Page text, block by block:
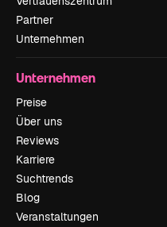
Partner
Unternehmen
Unternehmen
Preise
Über uns
Reviews
Karriere
Suchtrends
Blog
Veranstaltungen